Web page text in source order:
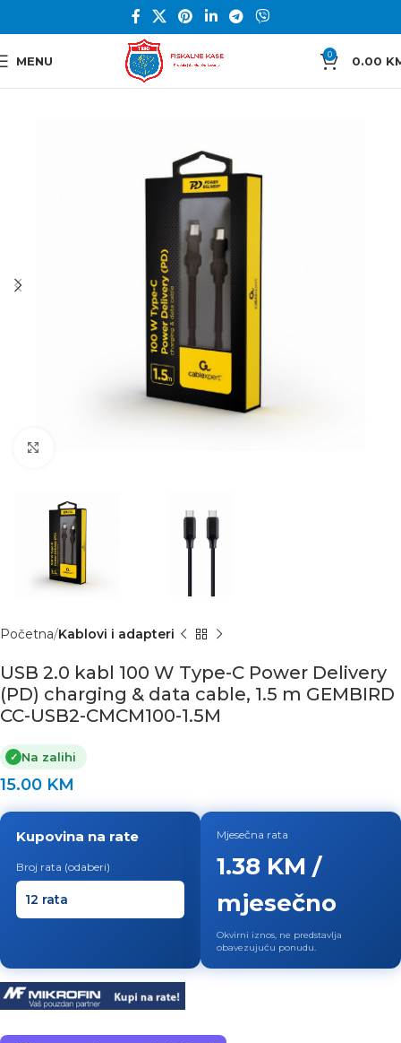
MENU 0 0.00
Početna Kablovi i adapteri
USB 2.0 kabl 100 W Type-C Power Delivery
(PD) charging & data cable, 1.5 m GEMBIRD
CC-USB2-CMCM100-1.5M
✓ Na zalihi
15.00 KM
Kupovina na rate
Broj rata (odaberi)
Mjesečna rata
1.38 KM /
mjesečno
Okvirni iznos, ne predstavlja
obavezujuću ponudu.